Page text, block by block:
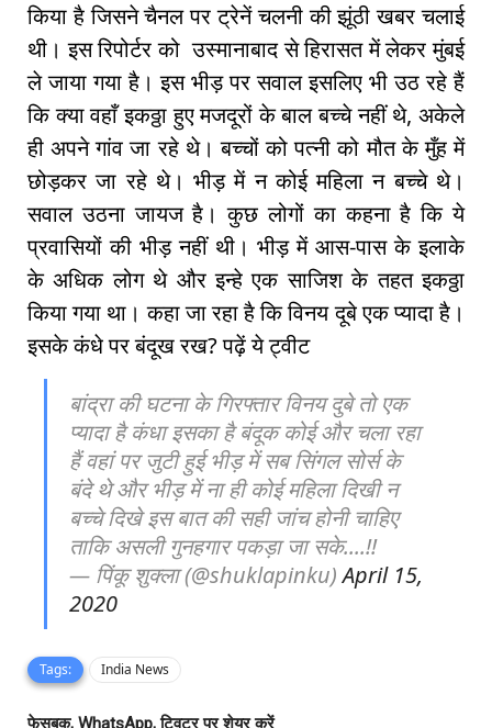
किया है जिसने चैनल पर ट्रेनें चलनी की झूंठी खबर चलाई
थी। इस रिपोर्टर को उस्मानाबाद से हिरासत में लेकर मुंबई
ले जाया गया है। इस भीड़ पर सवाल इसलिए भी उठ रहे हैं
कि क्या वहाँ इकठ्ठा हुए मजदूरों के बाल बच्चे नहीं थे, अकेले
ही अपने गांव जा रहे थे। बच्चों को पत्नी को मौत के मुँह में
छोड़कर जा रहे थे। भीड़ में न कोई महिला न बच्चे थे।
सवाल उठना जायज है। कुछ लोगों का कहना है कि ये
प्रवासियों की भीड़ नहीं थी। भीड़ में आस-पास के इलाके
के अधिक लोग थे और इन्हे एक साजिश के तहत इकठ्ठा
किया गया था। कहा जा रहा है कि विनय दूबे एक प्यादा है।
इसके कंधे पर बंदूख रख? पढ़ें ये ट्वीट
बांद्रा की घटना के गिरफ्तार विनय दुबे तो एक
प्यादा है कंधा इसका है बंदूक कोई और चला रहा
हैं वहां पर जुटी हुई भीड़ में सब सिंगल सोर्स के
बंदे थे और भीड़ में ना ही कोई महिला दिखी न
बच्चे दिखे इस बात की सही जांच होनी चाहिए
ताकि असली गुनहगार पकड़ा जा सके....!!
— पिंकू शुक्ला (@shuklapinku)April 15,
2020
Tags: India News
फेसबुक, WhatsApp, ट्विटर पर शेयर करें